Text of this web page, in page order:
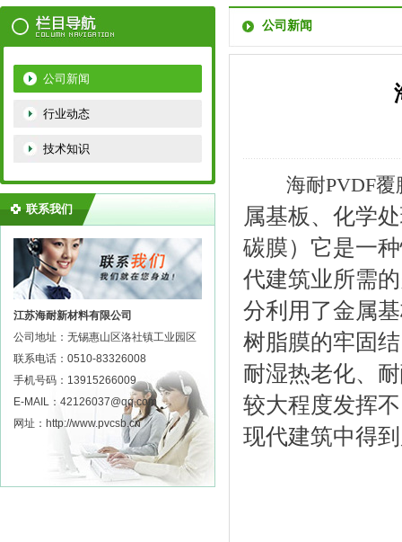
公司新闻
行业动态
技术知识
联系我们
江苏海耐新材料有限公司
公司地址：无锡惠山区洛社镇工业园区
联系电话：0510-83326008
手机号码：13915266009
E-MAIL：42126037@qq.com
网址：http://www.pvcsb.cn
公司新闻
海耐PVDF覆
属基板、化学
碳膜）它是一
代建筑业所需
分利用了金属
树脂膜的牢固
耐湿热老化、
较大程度发挥
现代建筑中得